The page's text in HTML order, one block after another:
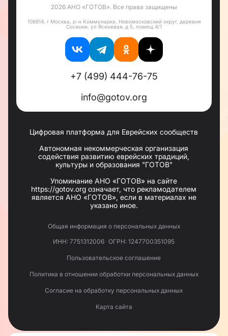
2026 АНО «ГОТОВ». Все права защищены
108814, г Москва, р-н Коммунарка, Новомосковский округ, деревня
Сосенки, ул Ясеневая, д 5, помещ 4/1
+7 (499) 444-76-75
info@gotov.org
Цифровая платформа для Еврейских сообществ
Автономная некоммерческая организация
содействия развитию еврейских традиций,
культуры и образования "ГОТОВ"
Упоминание АНО «ГОТОВ» на сайте
https://gotov.org означает, что рекламодателем
является АНО «ГОТОВ», если в материалах не
указано иное.
Общая информация о персональных данных
ИНН: 7751312006 ОГРН: 1247700351095
Пользовательское соглашение
Политика в отношении обработки персональных данных
Согласие на обработку персональных данных
Карта сайта